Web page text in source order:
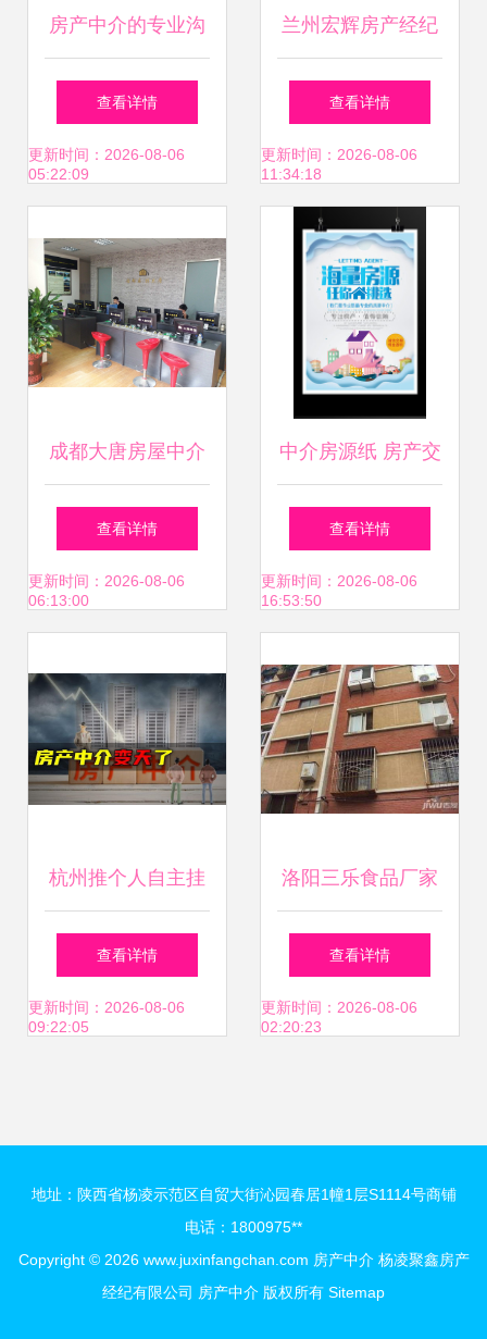
房产中介的专业沟
通艺术 从图片素材
到客户信任的构建
查看详情
更新时间：2026-08-06
05:22:09
兰州宏辉房产经纪
专业住房出租服
务，助您安居乐业
查看详情
更新时间：2026-08-06
11:34:18
成都大唐房屋中介
房产服务领域的可
靠伙伴
查看详情
更新时间：2026-08-06
06:13:00
中介房源纸 房产交
易中的隐形地图
查看详情
更新时间：2026-08-06
16:53:50
杭州推个人自主挂
牌房源，房产中介
行业会消亡吗？
查看详情
更新时间：2026-08-06
09:22:05
洛阳三乐食品厂家
属院二手房源与租
房信息全解析
查看详情
更新时间：2026-08-06
02:20:23
地址：陕西省杨凌示范区自贸大街沁园春居1幢1层S1114号商铺
电话：1800975**
Copyright © 2026 www.juxinfangchan.com 房产中介 杨凌聚鑫房产
经纪有限公司 房产中介 版权所有 Sitemap